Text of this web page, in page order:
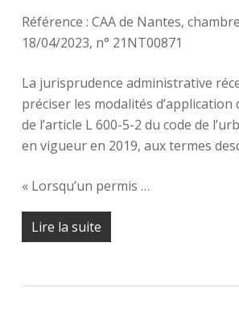
Référence : CAA de Nantes,
18/04/2023, n° 21NT00871
La jurisprudence administrative
préciser les modalités d’application
de l’article L 600-5-2 du code de
en vigueur en 2019, aux termes
« Lorsqu’un permis …
Lire la suite